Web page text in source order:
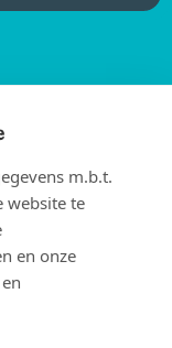
jou in de
m.b.t.
website te
en onze